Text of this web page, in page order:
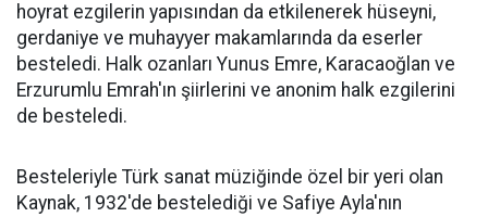
hoyrat ezgilerin yapısından da etkilenerek hüseyni,
gerdaniye ve muhayyer makamlarında da eserler
besteledi. Halk ozanları Yunus Emre, Karacaoğlan ve
Erzurumlu Emrah'ın şiirlerini ve anonim halk ezgilerini
de besteledi.
Besteleriyle Türk sanat müziğinde özel bir yeri olan
Kaynak, 1932'de bestelediği ve Safiye Ayla'nın